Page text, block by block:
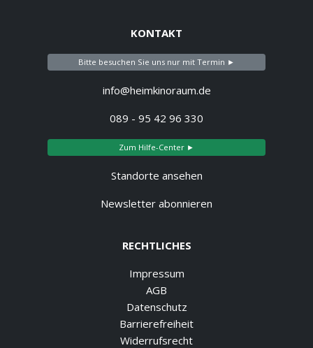
KONTAKT
Bitte besuchen Sie uns nur mit Termin ►
info@heimkinoraum.de
089 - 95 42 96 330
Zum Hilfe-Center ►
Standorte ansehen
Newsletter abonnieren
RECHTLICHES
Impressum
AGB
Datenschutz
Barrierefreiheit
Widerrufsrecht